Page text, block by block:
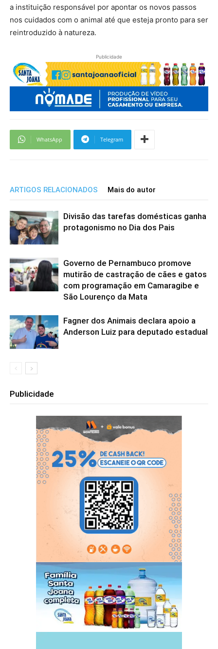
a instituição responsável por apontar os novos passos
nos cuidados com o animal até que esteja pronto para ser
reintroduzido à natureza.
Publicidade
WhatsApp Telegram
ARTIGOS RELACIONADOS Mais do autor
Divisão das tarefas domésticas ganha
protagonismo no Dia dos Pais
Governo de Pernambuco promove
mutirão de castração de cães e gatos
com programação em Camaragibe e
São Lourenço da Mata
Fagner dos Animais declara apoio a
Anderson Luiz para deputado estadual
Publicidade